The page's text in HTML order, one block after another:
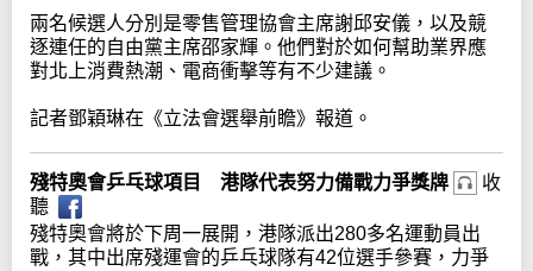
兩名候選人分別是零售管理協會主席謝邱安儀，以及競
逐連任的自由黨主席邵家輝。他們對於如何幫助業界應
對北上消費熱潮、電商衝擊等有不少建議。
記者鄧穎琳在《立法會選舉前瞻》報道。
殘特奧會乒乓球項目 港隊代表努力備戰力爭獎牌
收
聽
殘特奧會將於下周一展開，港隊派出280多名運動員出
戰，其中出席殘運會的乒乓球隊有42位選手參賽，力爭